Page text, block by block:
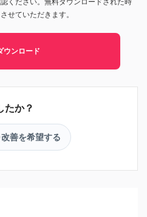
せていただきます。
ウンロード
改善を希望する